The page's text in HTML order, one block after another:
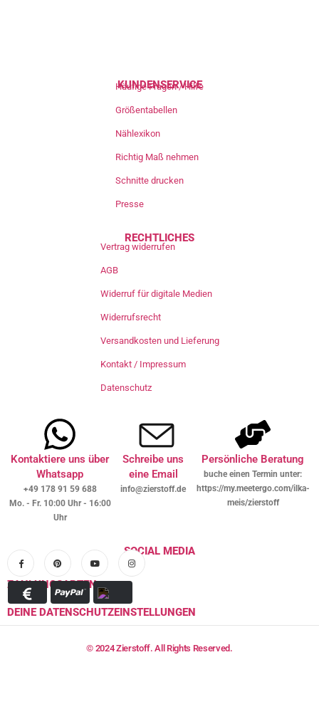
KUNDENSERVICE
Häufige Fragen / Hilfe
Größentabellen
Nählexikon
Richtig Maß nehmen
Schnitte drucken
Presse
RECHTLICHES
Vertrag widerrufen
AGB
Widerruf für digitale Medien
Widerrufsrecht
Versandkosten und Lieferung
Kontakt / Impressum
Datenschutz
Kontaktiere uns über
Whatsapp
+49 178 91 59 688
Mo. - Fr. 10:00 Uhr - 16:00
Uhr
Schreibe uns
eine Email
info@zierstoff.de
Persönliche Beratung
buche einen Termin unter:
https://my.meetergo.com/ilka-
meis/zierstoff
SOCIAL MEDIA
ZAHLUNGSARTEN
DEINE DATENSCHUTZEINSTELLUNGEN
© 2024 Zierstoff. All Rights Reserved.